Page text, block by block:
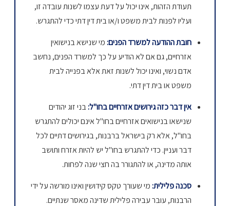
תעודת הזהות, אינו יכול על דעת עצמו לשנות עובדה זו,
ועליו לפנות לבית משפט ו/או בית דין דתי כדי להתגרש.
חובת ההודעה למשרד הפנים:מי שנישא בנישואין
אזרחיים, גם אם לא הודיע על כך למשרד הפנים, נחשב
אדם נשוי, ואינו יכול לשנות זאת אלא בפנייה לבית
משפט או בית דין דתי.
אין דבר כזה גירושים אזרחיים בחו"ל:בני זוג יהודים
שנישאו בנישואים אזרחיים בחו"ל אינם יכולים להתגרש
בחו"ל, אלא רק בישראל ברבנות, בגירושים דתיים לכל
דבר ועניין. כדי להתגרש בחו"ל יש להיות אזרח ותושב
אותה מדינה, או להתגורר בה חצי שנה לפחות.
סכנה פלילית:מי שעורך טקס קידושין ואינו מורשה על ידי
הרבנות, עובר עבירה פלילית שדינה מאסר שנתיים.